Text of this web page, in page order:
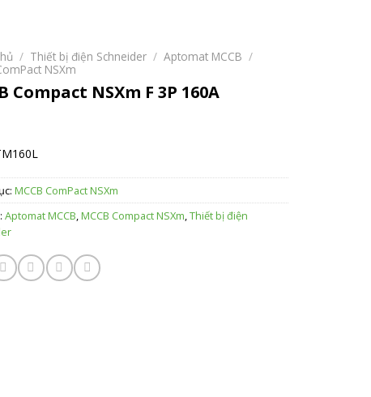
/ Thiết bị điện Schneider / Aptomat MCCB /
NSXm
Compact NSXm F 3P 160A
MCCB ComPact NSXm
Aptomat MCCB,MCCB Compact NSXm,Thiết bị điện